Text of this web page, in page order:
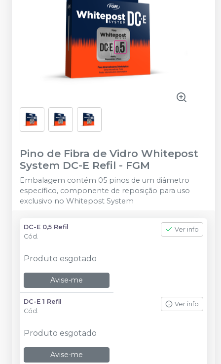
Pino de Fibra de Vidro Whitepost
System DC-E Refil - FGM
Embalagem contém 05 pinos de um diâmetro
específico, componente de reposição para uso
exclusivo no Whitepost System
DC-E 0,5 Refil
Cód.
Ver info
Produto esgotado
Avise-me
DC-E 1 Refil
Cód.
Ver info
Produto esgotado
Avise-me